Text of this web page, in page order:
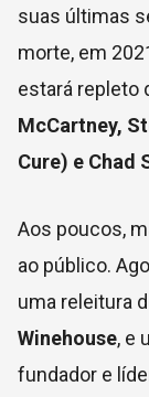
suas últimas
morte, em
estará repleto
McCartney,
Cure) e Chad
Aos poucos,
ao público.
uma releitura
Winehouse, e
fundador e